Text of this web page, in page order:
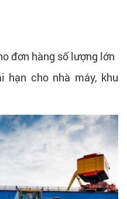
đơn hàng số lượng lớn
hạn cho nhà máy, khu